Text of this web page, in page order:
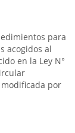
para
acogidos al
en la Ley N°
por